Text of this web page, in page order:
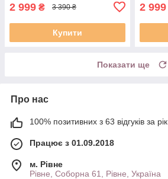
2 999 ₴ 3 390 ₴
Купити
2 999
Показати ще
Про нас
100% позитивних з 63 відгуків за рік
Працює з 01.09.2018
м. Рівне
Рівне, Соборна 61, Рівне, Україна